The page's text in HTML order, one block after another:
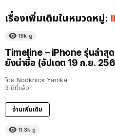
เรื่องเพิ่มเติมในหมวดหมู่:
16k ดู
Timeline – iPhone รุ่นล่าสุ
ยังน่าซื้อ (อัปเดต 19 ก.ย.
โดย Nooknick Yanika
3 ปีที่แล้ว
อ่านเพิ่มเติม
11.3k ดู